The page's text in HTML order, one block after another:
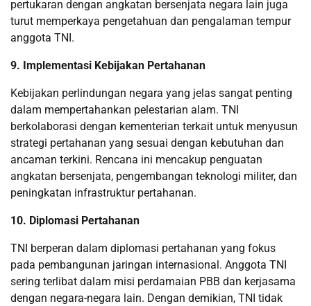
pertukaran dengan angkatan bersenjata negara lain juga
turut memperkaya pengetahuan dan pengalaman tempur
anggota TNI.
9. Implementasi Kebijakan Pertahanan
Kebijakan perlindungan negara yang jelas sangat penting
dalam mempertahankan pelestarian alam. TNI
berkolaborasi dengan kementerian terkait untuk menyusun
strategi pertahanan yang sesuai dengan kebutuhan dan
ancaman terkini. Rencana ini mencakup penguatan
angkatan bersenjata, pengembangan teknologi militer, dan
peningkatan infrastruktur pertahanan.
10. Diplomasi Pertahanan
TNI berperan dalam diplomasi pertahanan yang fokus
pada pembangunan jaringan internasional. Anggota TNI
sering terlibat dalam misi perdamaian PBB dan kerjasama
dengan negara-negara lain. Dengan demikian, TNI tidak